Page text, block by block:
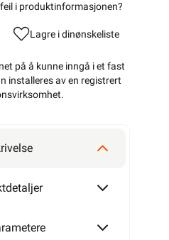
i produktinformasjonen?
Lagre i dinønskeliste
på å kunne inngå i et fast
installeres av en registrert
.